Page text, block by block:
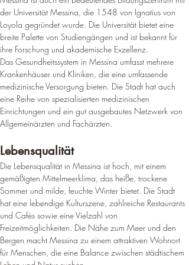
der Universität Messina, die 1548 von Ignatius von
Loyola gegründet wurde. Die Universität bietet eine
breite Palette von Studiengängen und ist bekannt für
ihre Forschung und akademische Exzellenz.
Das Gesundheitssystem in Messina umfasst mehrere
Krankenhäuser und Kliniken, die eine umfassende
medizinische Versorgung bieten. Die Stadt hat auch
eine Reihe von spezialisierten medizinischen
Einrichtungen und ein gut ausgebautes Netzwerk von
Allgemeinärzten und Fachärzten.
Lebensqualität
Die Lebensqualität in Messina ist hoch, mit einem
gemäßigten Mittelmeerklima, das heiße, trockene
Sommer und milde, feuchte Winter bietet. Die Stadt
hat eine lebendige Kulturszene, zahlreiche Restaurants
und Cafés sowie eine Vielzahl von
Freizeitmöglichkeiten. Die Nähe zum Meer und den
Bergen macht Messina zu einem attraktiven Wohnort
für Menschen, die eine Balance zwischen städtischem